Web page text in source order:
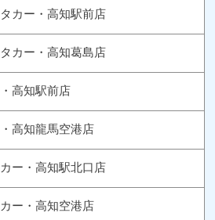
カー・高知駅前店
カー・高知葛島店
高知駅前店
高知龍馬空港店
ー・高知駅北口店
ー・高知空港店